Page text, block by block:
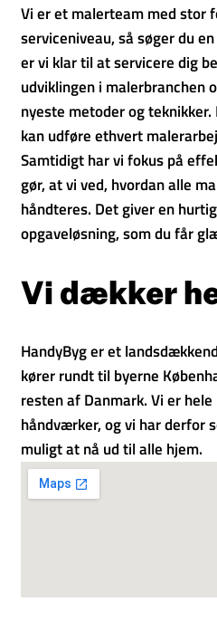
Vi er et malerteam med stor
serviceniveau, så søger du
er vi klar til at servicere dig
udviklingen i malerbranchen
nyeste metoder og
kan udføre ethvert
Samtidigt har vi fokus på
gør, at vi ved, hvordan alle
håndteres. Det giver en
opgaveløsning, som du får
Vi dækker
HandyByg er et
kører rundt til byerne
resten af Danmark. Vi er
håndværker, og vi har derfor
muligt at nå ud til alle hjem.